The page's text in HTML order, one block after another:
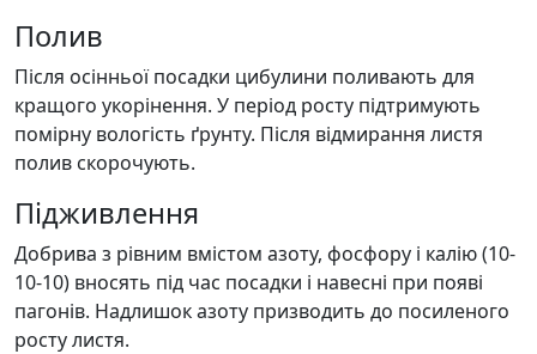
Полив
Після осінньої посадки цибулини поливають для
кращого укорінення. У період росту підтримують
помірну вологість ґрунту. Після відмирання листя
полив скорочують.
Підживлення
Добрива з рівним вмістом азоту, фосфору і калію (10-
10-10) вносять під час посадки і навесні при появі
пагонів. Надлишок азоту призводить до посиленого
росту листя.